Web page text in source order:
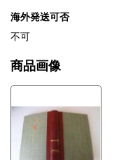
海外発送可否
不可
商品画像